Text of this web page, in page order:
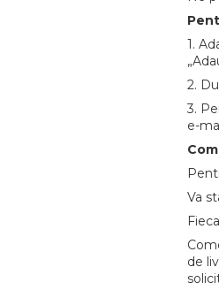
1.
2.
3.
e-
Va
de